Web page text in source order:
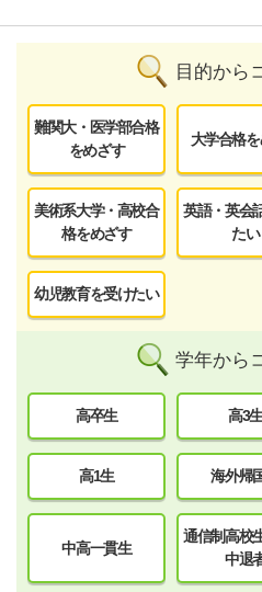
目的から
難関大・医学部合格
をめざす
大学合格
美術系大学・高校合
格をめざす
英語・英会
たい
幼児教育を受けたい
学年から
高卒生 高3生
高1生 海外帰
中高一貫生
通信制高校
中退